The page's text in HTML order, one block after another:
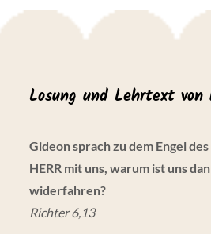
Losung und Lehrtext von
Gideon sprach zu dem Engel
HERR mit uns, warum ist uns
widerfahren?
Richter 6,13